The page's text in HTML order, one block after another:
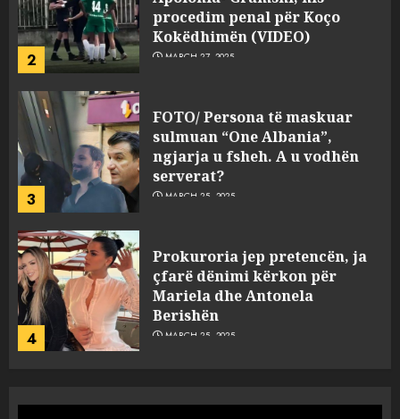
2
procedim penal për Koço
Kokëdhimën (VIDEO)
MARCH 27, 2025
3
FOTO/ Persona të maskuar
sulmuan “One Albania”,
ngjarja u fsheh. A u vodhën
serverat?
MARCH 25, 2025
4
Prokuroria jep pretencën, ja
çfarë dënimi kërkon për
Mariela dhe Antonela
Berishën
MARCH 25, 2025